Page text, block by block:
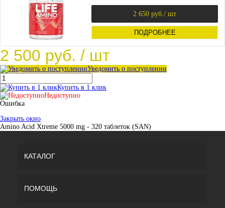
2 650 руб. / шт
ПОДРОБНЕЕ
2 500 руб. / шт
Уведомить о поступлении
Купить в 1 клик
Недоступно
Ошибка
Закрыть окно
Amino Acid Xtreme 5000 mg - 320 таблеток (SAN)
КАТАЛОГ
ПОМОЩЬ